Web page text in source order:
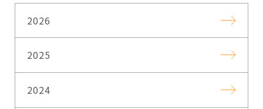
2026
2025
2024